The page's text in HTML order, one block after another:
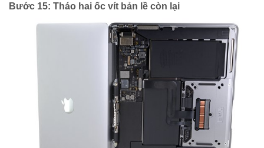
Bước 15: Tháo hai ốc vít bản lề còn lại